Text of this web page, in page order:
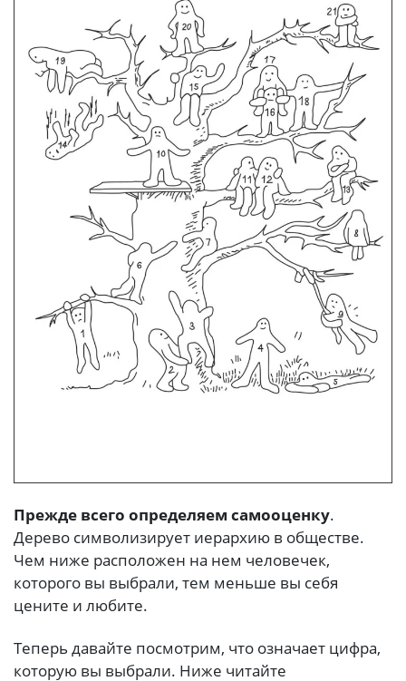
Прежде всего определяем самооценку.
Дерево символизирует иерархию в обществе.
Чем ниже расположен на нем человечек,
которого вы выбрали, тем меньше вы себя
цените и любите.
Теперь давайте посмотрим, что означает цифра,
которую вы выбрали. Ниже читайте